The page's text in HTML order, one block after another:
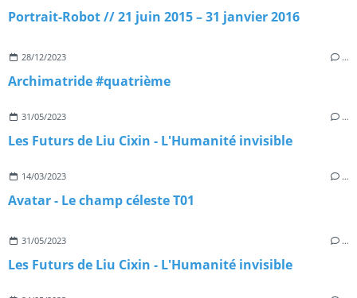
Portrait-Robot // 21 juin 2015 – 31 janvier 2016
28/12/2023 …
Archimatride #quatrième
31/05/2023 …
Les Futurs de Liu Cixin - L'Humanité invisible
14/03/2023 …
Avatar - Le champ céleste T01
31/05/2023 …
Les Futurs de Liu Cixin - L'Humanité invisible